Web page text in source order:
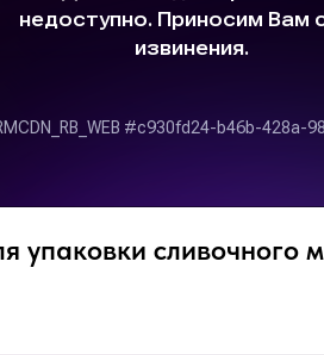
упаковки сливочного